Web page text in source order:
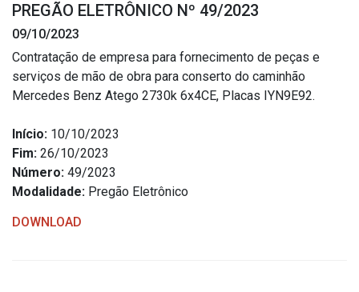
Símbolos Oficiais
Estrutura Organizacional
Secretarias
Administração
Agricultura e Meio Ambiente
PREGÃO ELETRÔNICO Nº 49/2023
09/10/2023
Contratação de empresa para fornecimento de peças e
serviços de mão de obra para conserto do caminhão
Mercedes Benz Atego 2730k 6x4CE, Placas IYN9E92.
Início: 10/10/2023
Fim: 26/10/2023
Número: 49/2023
Modalidade: Pregão Eletrônico
DOWNLOAD